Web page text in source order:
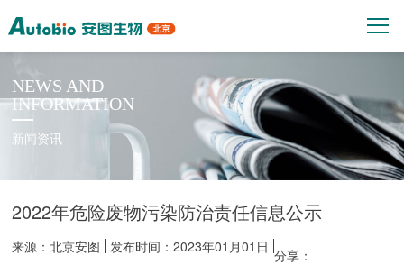
NEWS AND
INFORMATION
新闻资讯
2022年危险废物污染防治责任信息公示
来源：北京安图 发布时间：2023年01月01日 分享：